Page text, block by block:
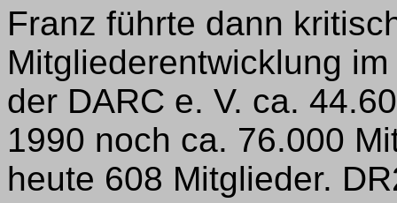
Franz führte dann
Mitgliederentwicklung
der DARC e. V. ca.
1990 noch ca. 76.000
heute 608 Mitglieder.